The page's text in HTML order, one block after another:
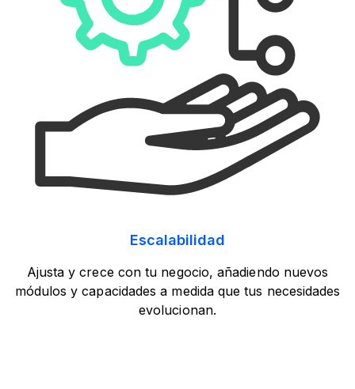
Escalabilidad
Ajusta y crece con tu negocio, añadiendo nuevos
módulos y capacidades a medida que tus necesidades
evolucionan.